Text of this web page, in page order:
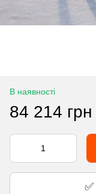
В наявності
84 214 грн